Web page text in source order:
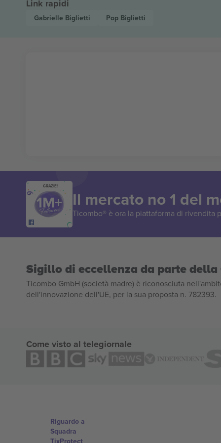
Link rapidi
Gabrielle Biglietti Pop Biglietti
GRAZIE!
Il mercato no 1 del
Ticombo® è ora la piattaforma di rivendita
Sigillo di eccellenza da parte
Ticombo GmbH (società madre) è riconosciuta
dell'innovazione dell'UE, per la sua proposta n. 782393.
Come visto al telegiornale
Riguardo a
Squadra
TixProtect